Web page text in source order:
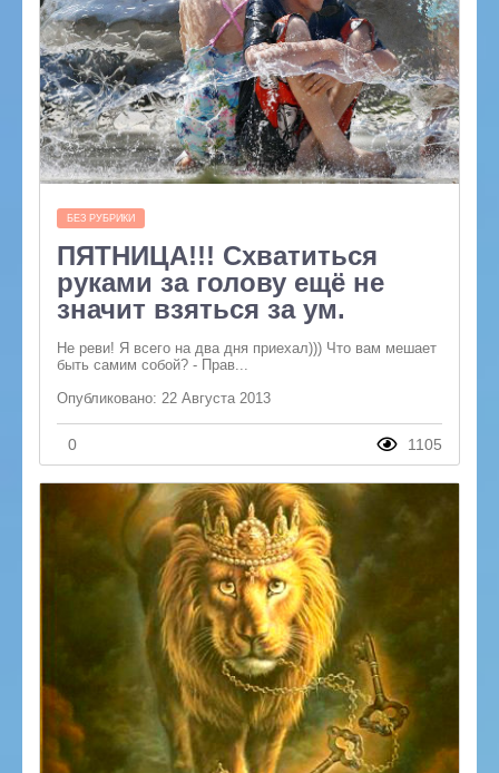
БЕЗ РУБРИКИ
ПЯТНИЦА!!! Схватиться
руками за голову ещё не
значит взяться за ум.
Не реви! Я всего на два дня приехал))) Что вам мешает
быть самим собой? - Прав...
Опубликовано: 22 Августа 2013
0 1105